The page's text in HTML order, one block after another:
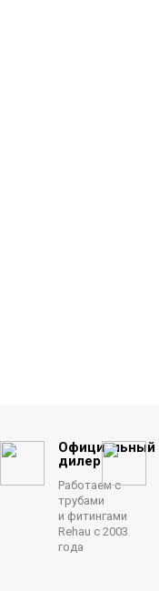
Официальный
дилер
Работаем с
трубами
и фитингами
Rehau с 2003
года